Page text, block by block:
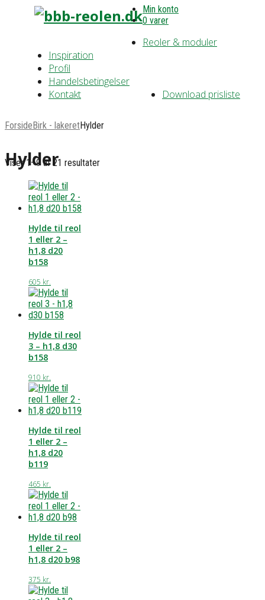
Min konto
0 varer
Reoler & moduler
Inspiration
Profil
Handelsbetingelser
Download prisliste
Kontakt
ForsideBirk - lakeretHylder
Hylder
Viser 1–9 af 21 resultater
Hylde til reol
1 eller 2 –
h1,8 d20
b158
605 kr.
Hylde til reol
3 – h1,8 d30
b158
910 kr.
Hylde til reol
1 eller 2 –
h1,8 d20
b119
465 kr.
Hylde til reol
1 eller 2 –
h1,8 d20 b98
375 kr.